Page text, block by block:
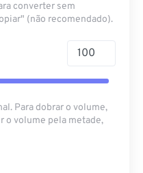
converter sem
(não recomendado).
Para dobrar o volume,
o volume pela metade,